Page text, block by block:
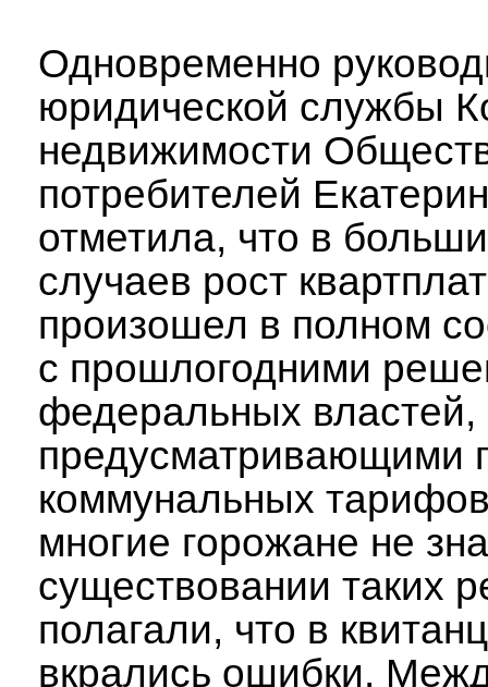
Одновременно
юридической службы
недвижимости
потребителей
отметила, что в
случаев рост
произошел в полном
с прошлогодними
федеральных властей,
предусматривающими
коммунальных
многие горожане не
существовании таких
полагали, что в
вкрались ошибки.